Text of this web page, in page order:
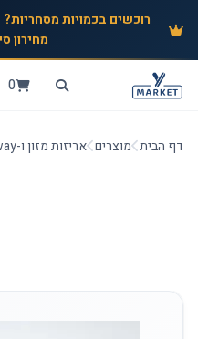
רוכשים בכמויות
מחירון
0
דף הבית מוצרים אריזות מזון ו-Take Away